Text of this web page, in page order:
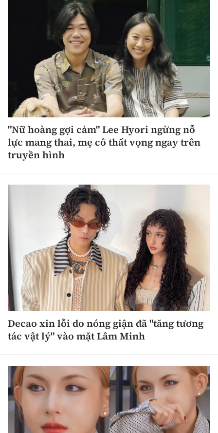
"Nữ hoàng gợi cảm" Lee Hyori ngừng nỗ
lực mang thai, mẹ cô thất vọng ngay trên
truyền hình
Decao xin lỗi do nóng giận đã "tăng tương
tác vật lý" vào mặt Lâm Minh